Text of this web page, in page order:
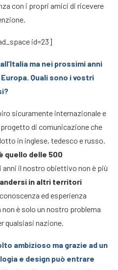
con i propri amici di ricevere
id=23]
ma nei prossimi anni
Quali sono i vostri
sicuramente internazionale e
di comunicazione che
in inglese, tedesco e russo.
quello delle 500
anni il nostro obiettivo non è più
in altri territori
ed esperienza
non è solo un nostro problema
qualsiasi nazione.
ambizioso ma grazie ad un
e design può entrare